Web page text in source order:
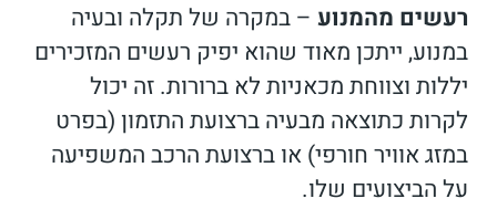
רעשים מהמנוע – במקרה של תקלה ובעיה
במנוע, ייתכן מאוד שהוא יפיק רעשים המזכירים
יללות וצווחת מכאניות לא ברורות. זה יכול
לקרות כתוצאה מבעיה ברצועת התזמון (בפרט
במזג אוויר חורפי) או ברצועת הרכב המשפיעה
על הביצועים שלו.